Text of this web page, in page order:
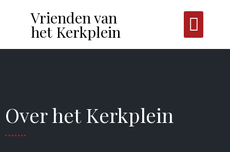
Vrienden van
het Kerkplein
Over het Kerkplein